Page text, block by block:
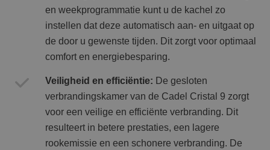
en weekprogrammatie kunt u de kachel zo
instellen dat deze automatisch aan- en uitgaat op
de door u gewenste tijden. Dit zorgt voor optimaal
comfort en energiebesparing.
Veiligheid en efficiëntie: De gesloten
verbrandingskamer van de Cadel Cristal 9 zorgt
voor een veilige en efficiënte verbranding. Dit
resulteert in betere prestaties, een lagere
rookemissie en een schonere verbranding. De